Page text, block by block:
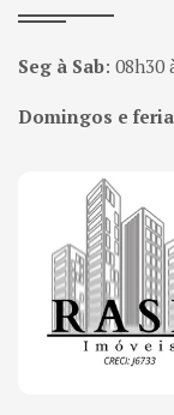
Seg à Sab: 08h30
Domingos e
Página inicial